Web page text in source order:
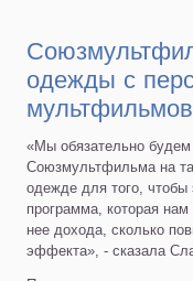
одежды с
мультфильмов
«Мы обязательно будем
Союзмультфильма на
одежде для того,
программа, которая
нее дохода, сколько
эффекта», - сказала